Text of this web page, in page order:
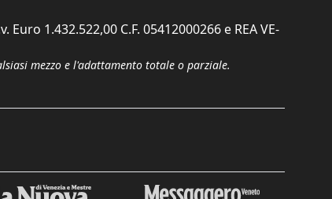
1.432.522,00 C.F. 05412000266 e REA VE-
mezzo e l'adattamento totale o parziale.